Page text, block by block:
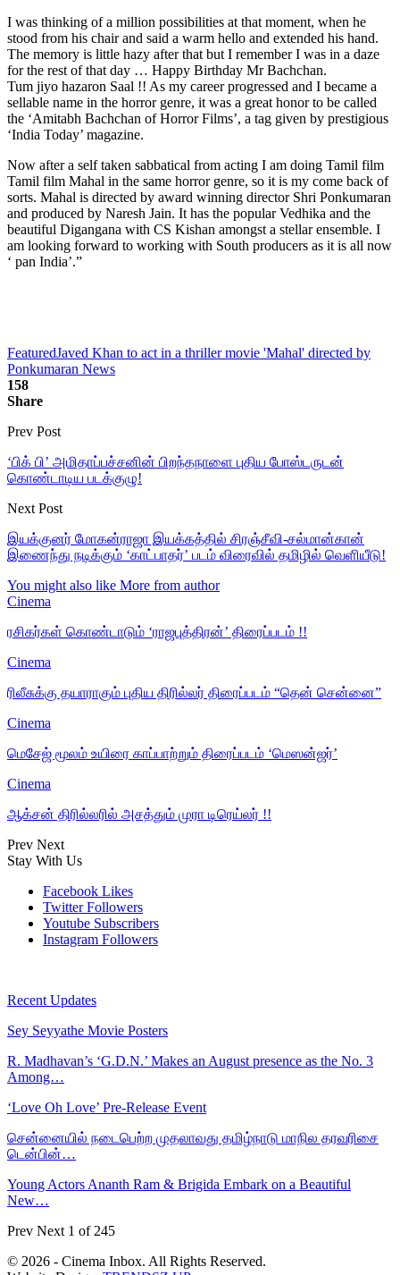
I was thinking of a million possibilities at that moment, when he
stood from his chair and said a warm hello and extended his hand.
The memory is little hazy after that but I remember I was in a daze
for the rest of that day … Happy Birthday Mr Bachchan.
Tum jiyo hazaron Saal !! As my career progressed and I became a
sellable name in the horror genre, it was a great honor to be called
the ‘Amitabh Bachchan of Horror Films’, a tag given by prestigious
‘India Today’ magazine.
Now after a self taken sabbatical from acting I am doing Tamil film
Tamil film Mahal in the same horror genre, so it is my come back of
sorts. Mahal is directed by award winning director Shri Ponkumaran
and produced by Naresh Jain. It has the popular Vedhika and the
beautiful Digangana with CS Kishan amongst a stellar ensemble. I
am looking forward to working with South producers as it is all now
‘ pan India’.”
FeaturedJaved Khan to act in a thriller movie 'Mahal' directed by
Ponkumaran News
158
Share
Prev Post
‘பிக் பி’ அமிதாப்பச்சனின் பிறந்தநாளை புதிய போஸ்டருடன்
கொண்டாடிய படக்குழு!
Next Post
இயக்குனர் மோகன்ராஜா இயக்கத்தில் சிரஞ்சீவி-சல்மான்கான்
இணைந்து நடிக்கும் ‘காட்பாதர்’ படம் விரைவில் தமிழில் வெளியீடு!
You might also like More from author
Cinema
ரசிகர்கள் கொண்டாடும் ‘ராஜபுத்திரன்’ திரைப்படம் !!
Cinema
ரிலீசுக்கு தயாராகும் புதிய திரில்லர் திரைப்படம் “தென் சென்னை”
Cinema
மெசேஜ் மூலம் உயிரை காப்பாற்றும் திரைப்படம் ‘மெஸன்ஜர்’
Cinema
ஆக்சன் திரில்லரில் அசத்தும் முரா டிரெய்லர் !!
Prev Next
Stay With Us
Facebook Likes
Twitter Followers
Youtube Subscribers
Instagram Followers
Recent Updates
Sey Seyyathe Movie Posters
R. Madhavan’s ‘G.D.N.’ Makes an August presence as the No. 3
Among…
‘Love Oh Love’ Pre-Release Event
சென்னையில் நடைபெற்ற முதலாவது தமிழ்நாடு மாநில தரவரிசை
டென்பின்…
Young Actors Ananth Ram & Brigida Embark on a Beautiful
New…
Prev Next 1 of 245
© 2026 - Cinema Inbox. All Rights Reserved.